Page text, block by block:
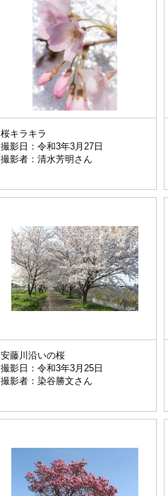
桜キラキラ
撮影日：令和3年3月27日
撮影者：清水芳明さん
安藤川沿いの桜
撮影日：令和3年3月25日
撮影者：染谷勝文さん